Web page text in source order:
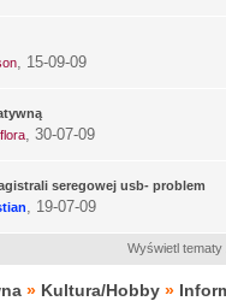
, 15-09-09
, 30-07-09
seregowej usb- problem
, 19-07-09
Wyświetl tematy
» Kultura/Hobby »